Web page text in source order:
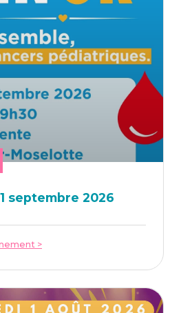
sep­tembre 2026
>